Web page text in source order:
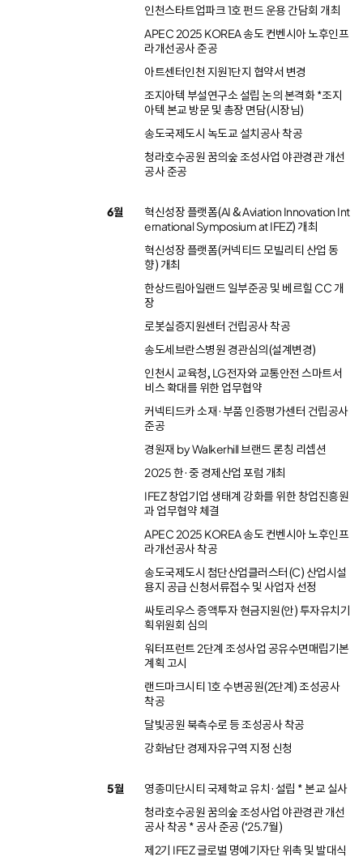
인천스타트업파크 1호 펀드 운용 간담회 개최
APEC 2025 KOREA 송도 컨벤시아 노후인프
라개선공사 준공
아트센터인천 지원1단지 협약서 변경
조지아텍 부설연구소 설립 논의 본격화 *조지
아텍 본교 방문 및 총장 면담(시장님)
송도국제도시 녹도교 설치공사 착공
청라호수공원 꿈의숲 조성사업 야관경관 개선
공사 준공
6월
혁신성장 플랫폼(AI & Aviation Innovation Int
ernational Symposium at IFEZ) 개최
혁신성장 플랫폼(커넥티드 모빌리티 산업 동
향) 개최
한상드림아일랜드 일부준공 및 베르힐 CC 개
장
로봇실증지원센터 건립공사 착공
송도세브란스병원 경관심의(설계변경)
인천시 교육청, LG전자와 교통안전 스마트서
비스 확대를 위한 업무협약
커넥티드카 소재·부품 인증평가센터 건립공사
준공
경원재 by Walkerhill 브랜드 론칭 리셉션
2025 한·중 경제산업 포럼 개최
IFEZ 창업기업 생태계 강화를 위한 창업진흥원
과 업무협약 체결
APEC 2025 KOREA 송도 컨벤시아 노후인프
라개선공사 착공
송도국제도시 첨단산업클러스터(C) 산업시설
용지 공급 신청서류접수 및 사업자 선정
싸토리우스 증액투자 현금지원(안) 투자유치기
획위원회 심의
워터프런트 2단계 조성사업 공유수면매립기본
계획 고시
랜드마크시티 1호 수변공원(2단계) 조성공사
착공
달빛공원 북측수로 등 조성공사 착공
강화남단 경제자유구역 지정 신청
5월
영종미단시티 국제학교 유치·설립 * 본교 실사
청라호수공원 꿈의숲 조성사업 야관경관 개선
공사 착공 * 공사 준공 (‘25.7월)
제2기 IFEZ 글로벌 명예기자단 위촉 및 발대식